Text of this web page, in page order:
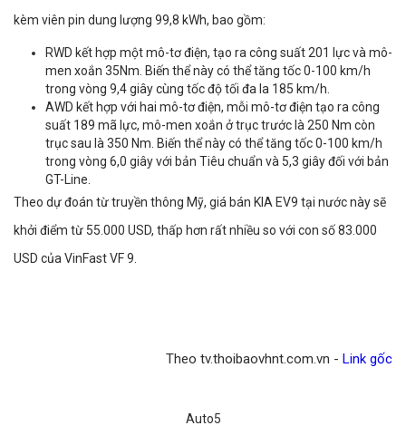
kèm viên pin dung lượng 99,8 kWh, bao gồm:
RWD kết hợp một mô-tơ điện, tạo ra công suất 201 lực và mô-
men xoắn 35Nm. Biến thể này có thể tăng tốc 0-100 km/h
trong vòng 9,4 giây cùng tốc độ tối đa la 185 km/h.
AWD kết hợp với hai mô-tơ điện, mỗi mô-tơ điện tạo ra công
suất 189 mã lực, mô-men xoắn ở trục trước là 250 Nm còn
trục sau là 350 Nm. Biến thể này có thể tăng tốc 0-100 km/h
trong vòng 6,0 giây với bản Tiêu chuẩn và 5,3 giây đối với bản
GT-Line.
Theo dự đoán từ truyền thông Mỹ, giá bán KIA EV9 tại nước này sẽ
khởi điểm từ 55.000 USD, thấp hơn rất nhiều so với con số 83.000
USD của VinFast VF 9.
Theo tv.thoibaovhnt.com.vn - Link gốc
Auto5